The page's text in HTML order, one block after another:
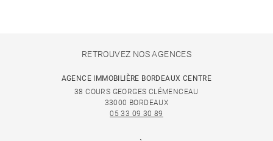
RETROUVEZ NOS AGENCES
AGENCE IMMOBILIÈRE BORDEAUX CENTRE
38 COURS GEORGES CLÉMENCEAU
33000 BORDEAUX
05 33 09 30 89